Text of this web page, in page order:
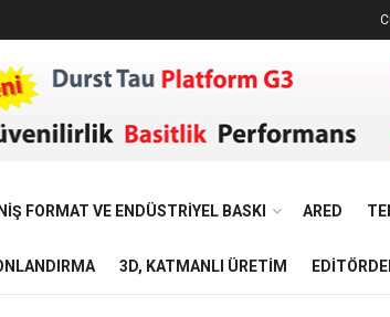
FORMAT VE ENDÜSTRIYEL BASKI ARED
3D, KATMANLI ÜRETIM